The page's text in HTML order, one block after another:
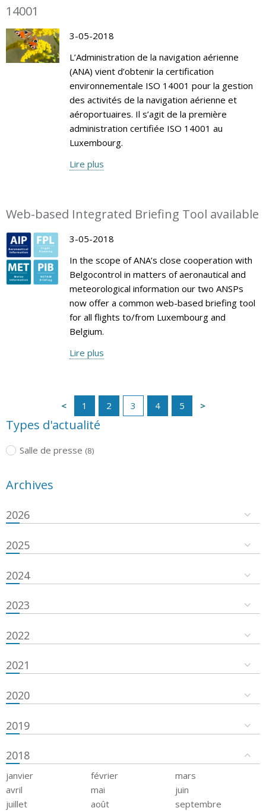
14001
3-05-2018
L’Administration de la navigation aérienne
(ANA) vient d’obtenir la certification
environnementale ISO 14001 pour la gestion
des activités de la navigation aérienne et
aéroportuaires. Il s’agit de la première
administration certifiée ISO 14001 au
Luxembourg.
Lire plus
Web-based Integrated Briefing Tool available
3-05-2018
In the scope of ANA’s close cooperation with
Belgocontrol in matters of aeronautical and
meteorological information our two ANSPs
now offer a common web-based briefing tool
for all flights to/from Luxembourg and
Belgium.
Lire plus
1 2 3 4 5
Types d'actualité
Salle de presse (8)
Archives
2026
2025
2024
2023
2022
2021
2020
2019
2018
janvier février
mars
avril
mai
juin
juillet
août
septembre